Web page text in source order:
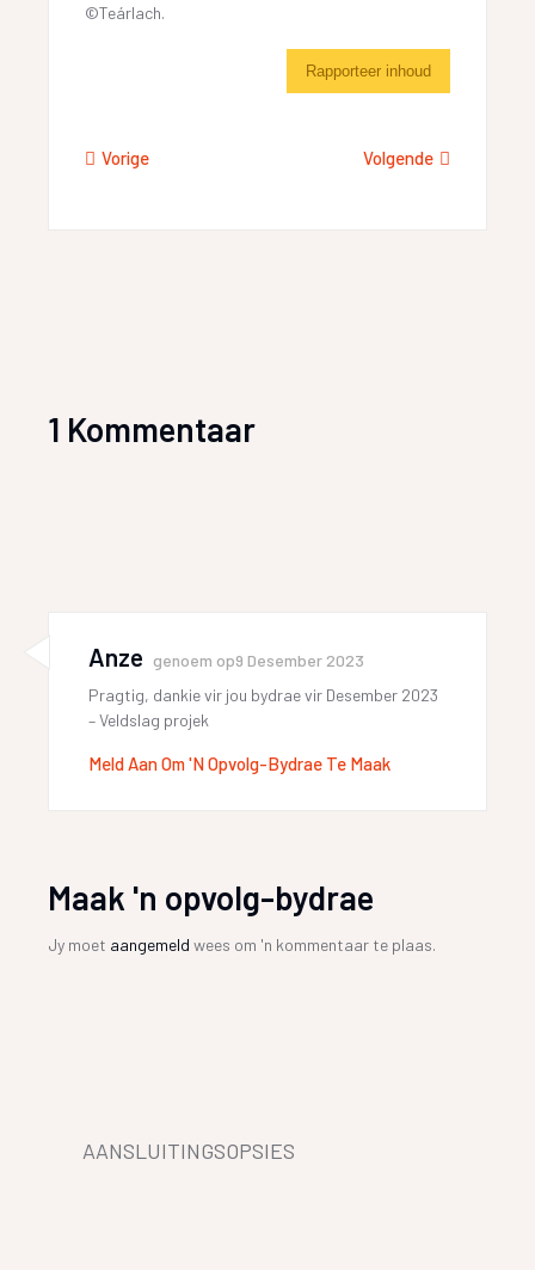
©Teárlach.
Rapporteer inhoud
Vorige Volgende
1 Kommentaar
Anze genoem op9 Desember 2023
Pragtig, dankie vir jou bydrae vir Desember 2023
– Veldslag projek
Meld Aan Om 'n Opvolg-Bydrae Te Maak
Maak 'n opvolg-bydrae
Jy moet aangemeld wees om 'n kommentaar te plaas.
AANSLUITINGSOPSIES